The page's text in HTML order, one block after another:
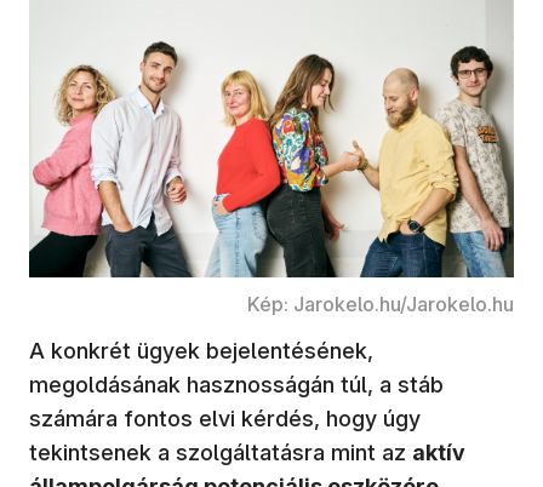
Kép: Jarokelo.hu/Jarokelo.hu
A konkrét ügyek bejelentésének,
megoldásának hasznosságán túl, a stáb
számára fontos elvi kérdés, hogy úgy
tekintsenek a szolgáltatásra mint az aktív